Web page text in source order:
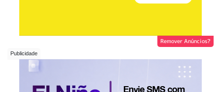
Remover Anúncios?